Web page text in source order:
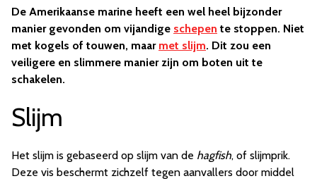
De Amerikaanse marine heeft een wel heel bijzonder
manier gevonden om vijandige schepen te stoppen. Niet
met kogels of touwen, maar met slijm. Dit zou een
veiligere en slimmere manier zijn om boten uit te
schakelen.
Slijm
Het slijm is gebaseerd op slijm van de hagfish, of slijmprik.
Deze vis beschermt zichzelf tegen aanvallers door middel